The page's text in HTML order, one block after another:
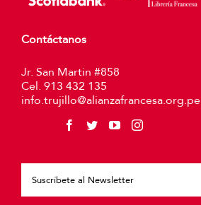
Contáctanos
Jr. San Martin #858
Cel. 913 432 135
info.trujillo@alianzafrancesa.org.pe